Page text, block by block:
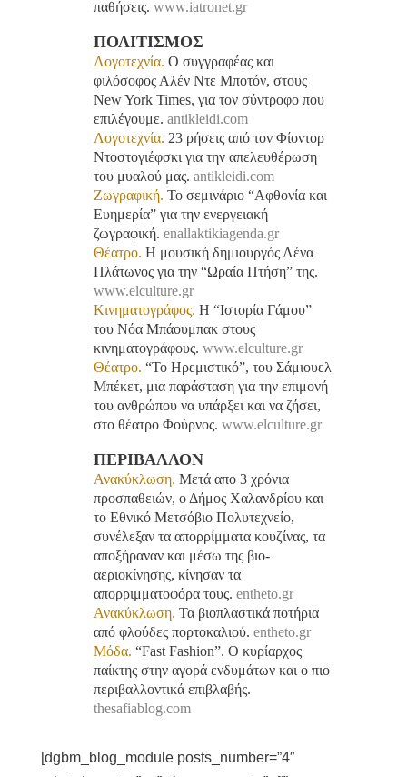
παθήσεις. www.iatronet.gr
ΠΟΛΙΤΙΣΜΟΣ
Λογοτεχνία. Ο συγγραφέας και
φιλόσοφος Αλέν Ντε Μποτόν, στους
New York Times, για τον σύντροφο που
επιλέγουμε. antikleidi.com
Λογοτεχνία. 23 ρήσεις από τον Φίοντορ
Ντοστογιέφσκι για την απελευθέρωση
του μυαλού μας. antikleidi.com
Ζωγραφική. Το σεμινάριο “Αφθονία και
Ευημερία” για την ενεργειακή
ζωγραφική. enallaktikiagenda.gr
Θέατρο. H μουσική δημιουργός Λένα
Πλάτωνος για την “Ωραία Πτήση” της.
www.elculture.gr
Κινηματογράφος. Η “Ιστορία Γάμου”
του Νόα Μπάουμπακ στους
κινηματογράφους. www.elculture.gr
Θέατρο. “Το Ηρεμιστικό”, του Σάμιουελ
Μπέκετ, μια παράσταση για την επιμονή
του ανθρώπου να υπάρξει και να ζήσει,
στο θέατρο Φούρνος. www.elculture.gr
ΠΕΡΙΒΑΛΛΟΝ
Ανακύκλωση. Μετά απο 3 χρόνια
προσπαθειών, ο Δήμος Χαλανδρίου και
το Εθνικό Μετσόβιο Πολυτεχνείο,
συνέλεξαν τα απορρίμματα κουζίνας, τα
αποξήραναν και μέσω της βιο-
αεριοκίνησης, κίνησαν τα
απορριμματοφόρα τους. entheto.gr
Ανακύκλωση. Τα βιοπλαστικά ποτήρια
από φλούδες πορτοκαλιού. entheto.gr
Μόδα. “Fast Fashion”. Ο κυρίαρχος
παίκτης στην αγορά ενδυμάτων και ο πιο
περιβαλλοντικά επιβλαβής.
thesafiablog.com
[dgbm_blog_module posts_number=”4″